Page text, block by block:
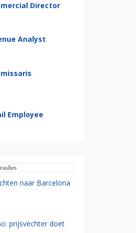
Director
Analyst
Employee
naar Barcelona
prijsvechter doet